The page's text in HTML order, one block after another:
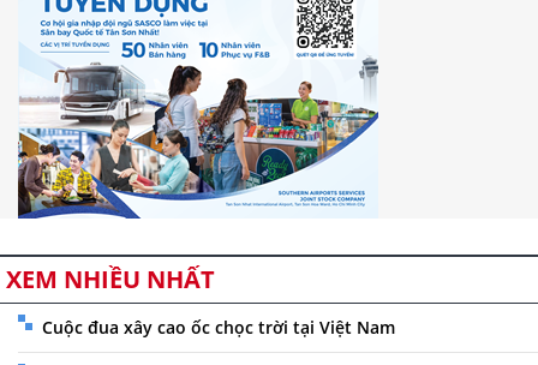
XEM NHIỀU NHẤT
Cuộc đua xây cao ốc chọc trời tại Việt Nam